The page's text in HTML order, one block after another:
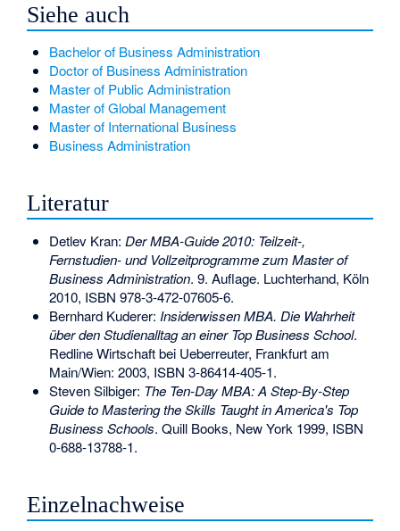
Siehe auch
Bachelor of Business Administration
Doctor of Business Administration
Master of Public Administration
Master of Global Management
Master of International Business
Business Administration
Literatur
Detlev Kran: Der MBA-Guide 2010: Teilzeit-,
Fernstudien- und Vollzeitprogramme zum Master of
Business Administration. 9. Auflage. Luchterhand, Köln
2010, ISBN 978-3-472-07605-6.
Bernhard Kuderer: Insiderwissen MBA. Die Wahrheit
über den Studienalltag an einer Top Business School.
Redline Wirtschaft bei Ueberreuter, Frankfurt am
Main/Wien: 2003, ISBN 3-86414-405-1.
Steven Silbiger: The Ten-Day MBA: A Step-By-Step
Guide to Mastering the Skills Taught in America's Top
Business Schools. Quill Books, New York 1999, ISBN
0-688-13788-1.
Einzelnachweise